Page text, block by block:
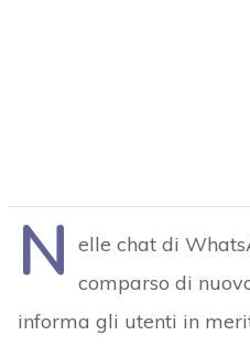
N elle chat di
comparso di
informa gli utenti in